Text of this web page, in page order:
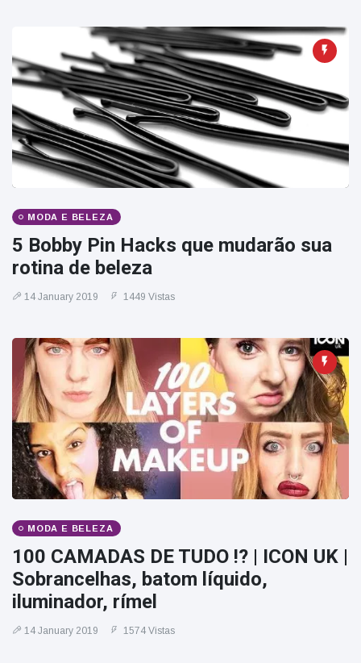
MODA E BELEZA
5 Bobby Pin Hacks que mudarão sua
rotina de beleza
14 January 2019 1449 Vistas
MODA E BELEZA
100 CAMADAS DE TUDO !? | ICON UK |
Sobrancelhas, batom líquido,
iluminador, rímel
14 January 2019 1574 Vistas